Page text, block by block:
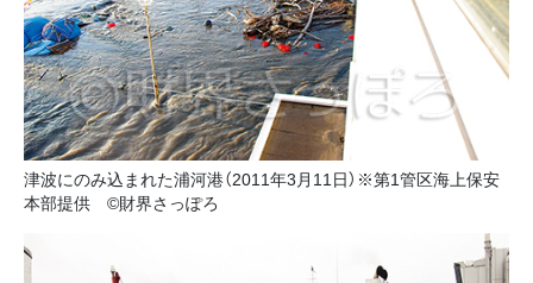
津波にのみ込まれた浦河港（2011年3月11日）※第1管区海上保安
本部提供 ©財界さっぽろ